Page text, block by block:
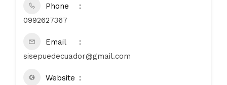
Phone
0992627367
Email
sisepuedecuador@gmail.com
Website